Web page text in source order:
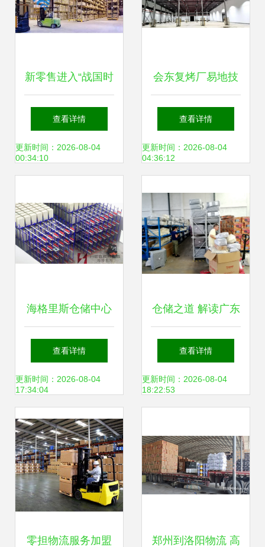
新零售进入“战国时
代”，仓储物流该怎
么玩？——普通货
南
查看详情
更新时间：2026-08-04
00:34:10
会东复烤厂易地技
改配套仓储中心正
式投用 优化货物仓
查看详情
更新时间：2026-08-04
04:36:12
海格里斯仓储中心
打造高效智能的密
集货架与穿梭车货
查看详情
更新时间：2026-08-04
17:34:04
仓储之道 解读广东
全储物流“一面积一
寸”的经营理念
查看详情
更新时间：2026-08-04
18:22:53
零担物流服务加盟 郑州到洛阳物流 高